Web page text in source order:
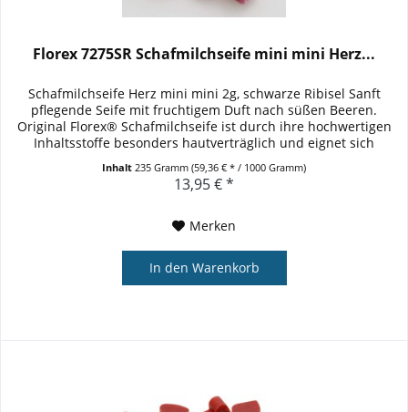
Florex 7275SR Schafmilchseife mini mini Herz...
Schafmilchseife Herz mini mini 2g, schwarze Ribisel Sanft
pflegende Seife mit fruchtigem Duft nach süßen Beeren.
Original Florex® Schafmilchseife ist durch ihre hochwertigen
Inhaltsstoffe besonders hautverträglich und eignet sich
Inhalt 235 Gramm(59,36 € * / 1000 Gramm)
13,95 € *
Merken
In den Warenkorb